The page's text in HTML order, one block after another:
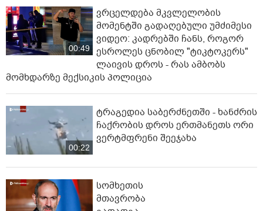
00:49
ვრცელდება მკვლელობის
მომენტში გადაღებული უმძიმესი
ვიდეო: კადრებში ჩანს, როგორ
ესროლეს ცნობილ "ტიკტოკერს"
ლაივის დროს - რას ამბობს
მომხდარზე მექსიკის პოლიცია
00:22
ტრაგედია საბერძნეთში - ხანძრის
ჩაქრობის დროს ერთმანეთს ორი
ვერტმფრენი შეეჯახა
სომხეთის
მთავრობა